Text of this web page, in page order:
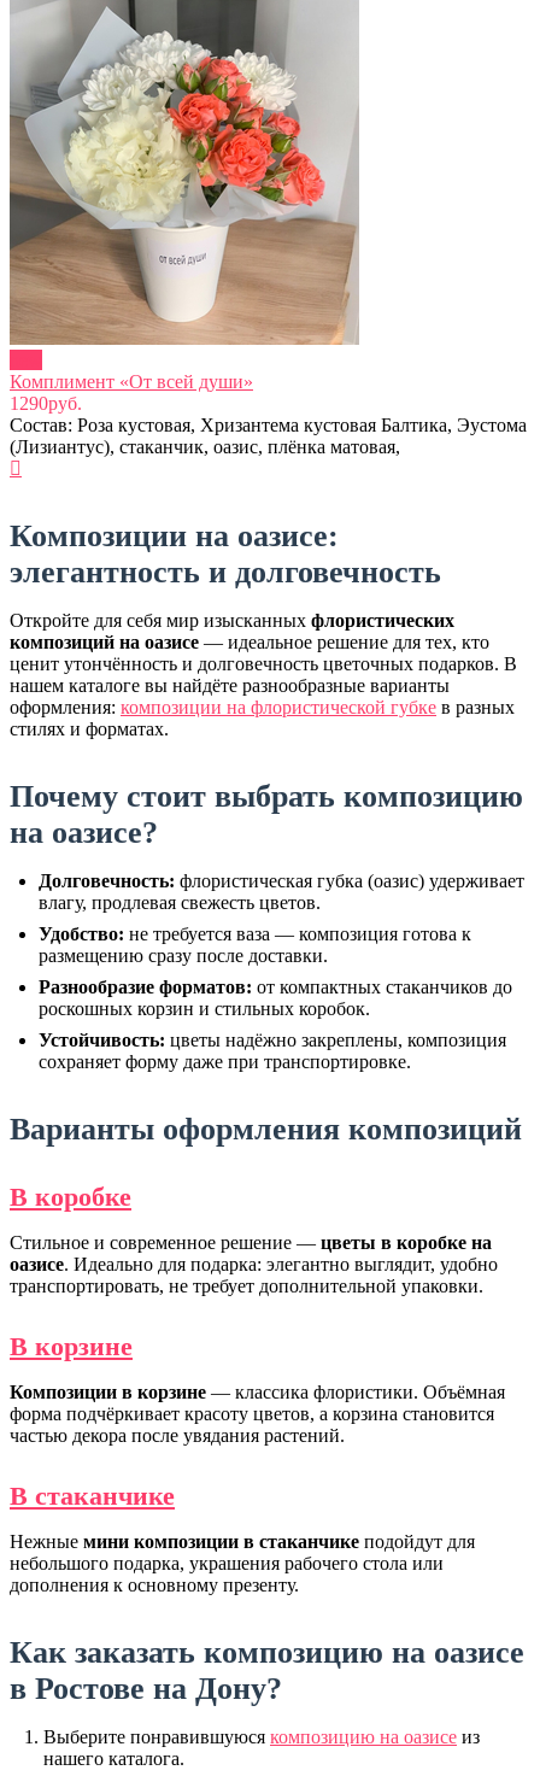
Комплимент «От всей души»
1290руб.
Состав: Роза кустовая, Хризантема кустовая Балтика, Эустома
(Лизиантус), стаканчик, оазис, плёнка матовая,
Композиции на оазисе:
элегантность и долговечность
Откройте для себя мир изысканных флористических
композиций на оазисе — идеальное решение для тех, кто
ценит утончённость и долговечность цветочных подарков. В
нашем каталоге вы найдёте разнообразные варианты
оформления: композиции на флористической губке в разных
стилях и форматах.
Почему стоит выбрать композицию
на оазисе?
Долговечность: флористическая губка (оазис) удерживает
влагу, продлевая свежесть цветов.
Удобство: не требуется ваза — композиция готова к
размещению сразу после доставки.
Разнообразие форматов: от компактных стаканчиков до
роскошных корзин и стильных коробок.
Устойчивость: цветы надёжно закреплены, композиция
сохраняет форму даже при транспортировке.
Варианты оформления композиций
В коробке
Стильное и современное решение — цветы в коробке на
оазисе. Идеально для подарка: элегантно выглядит, удобно
транспортировать, не требует дополнительной упаковки.
В корзине
Композиции в корзине — классика флористики. Объёмная
форма подчёркивает красоту цветов, а корзина становится
частью декора после увядания растений.
В стаканчике
Нежные мини композиции в стаканчике подойдут для
небольшого подарка, украшения рабочего стола или
дополнения к основному презенту.
Как заказать композицию на оазисе
в Ростове на Дону?
Выберите понравившуюся композицию на оазисе из
нашего каталога.